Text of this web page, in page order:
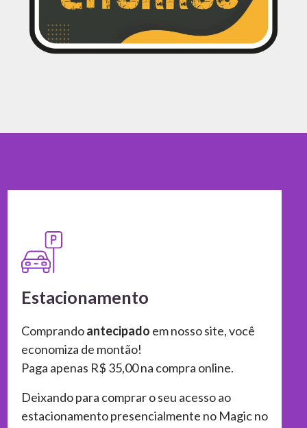
Ingressos
Hospedagem
Fun Card
Estacionamento
Comprandoantecipado em nosso site, você
economiza de montão!
Paga apenas R$ 35,00 na compra online.
Deixando para comprar o seu acesso ao
estacionamento presencialmente no Magic no